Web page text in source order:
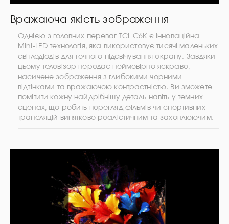
Вражаюча якість зображення
Однією з головних переваг TCL C6K є інноваційна
Mini-LED технологія, яка використовує тисячі маленьких
світлодіодів для точного підсвічування екрану. Завдяки
цьому телевізор передає неймовірно яскраве,
насичене зображення з глибокими чорними
відтінками та вражаючою контрастністю. Ви зможете
помітити кожну найдрібнішу деталь навіть у темних
сценах, що робить перегляд фільмів чи спортивних
трансляцій винятково реалістичним та захоплюючим.